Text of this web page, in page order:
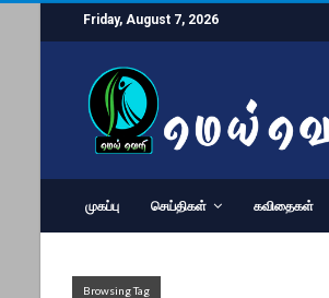
Friday, August 7, 2026
முகப்பு செய்திகள் கவிதைகள்
Browsing Tag